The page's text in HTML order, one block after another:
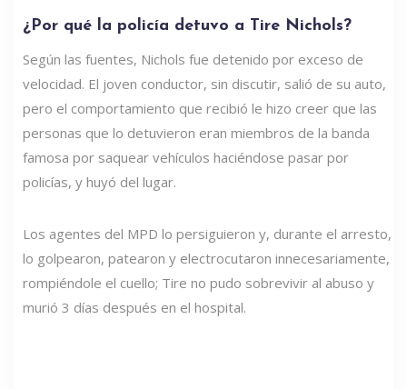
¿Por qué la policía detuvo a Tire Nichols?
Según las fuentes, Nichols fue detenido por exceso de
velocidad. El joven conductor, sin discutir, salió de su auto,
pero el comportamiento que recibió le hizo creer que las
personas que lo detuvieron eran miembros de la banda
famosa por saquear vehículos haciéndose pasar por
policías, y huyó del lugar.
Los agentes del MPD lo persiguieron y, durante el arresto,
lo golpearon, patearon y electrocutaron innecesariamente,
rompiéndole el cuello; Tire no pudo sobrevivir al abuso y
murió 3 días después en el hospital.